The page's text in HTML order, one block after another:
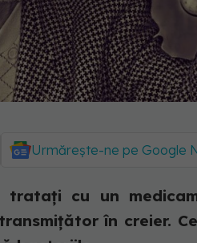
Urmărește-ne pe Google
tratați cu un
în creier.